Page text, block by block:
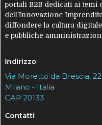
portali B2B dedicati ai temi
dell’Innovazione
diffondere la cultura
e pubbliche
Indirizzo
Via Moretto da Brescia, 22
Milano - Italia
CAP 20133
Contatti